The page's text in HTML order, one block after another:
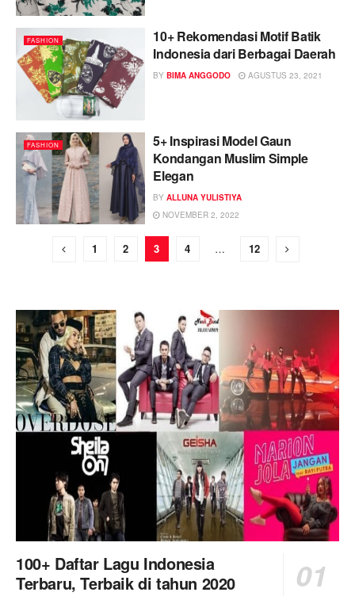
FASHION
10+ Rekomendasi Motif Batik
Indonesia dari Berbagai Daerah
BY BIMA ANGGODO AGUSTUS 23, 2021
FASHION
5+ Inspirasi Model Gaun
Kondangan Muslim Simple
Elegan
BY ALLUNA YULISTIYA
NOVEMBER 2, 2022
1 2 3 4 … 12
100+ Daftar Lagu Indonesia
Terbaru, Terbaik di tahun 2020